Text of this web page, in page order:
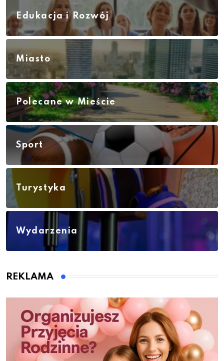
Edukacja i Rozwój
Miasto
Polecane w Mieście
Sport
Turystyka
Wydarzenia
REKLAMA